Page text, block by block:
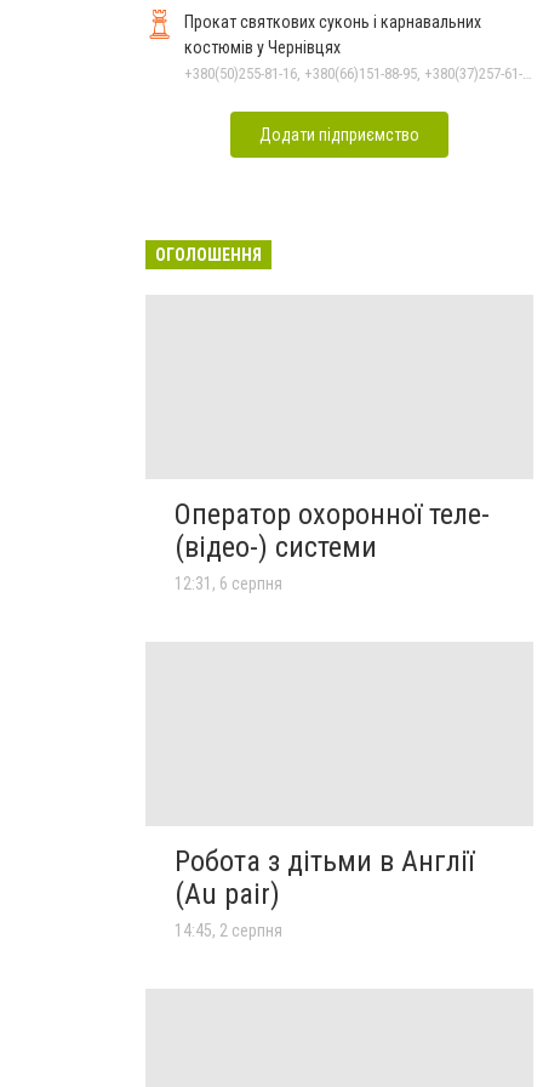
Прокат святкових суконь і карнавальних
костюмів у Чернівцях
Додати підприємство
ОГОЛОШЕННЯ
Оператор охоронної теле-
(відео-) системи
12:31, 6 серпня
Робота з дітьми в Англії
(Au pair)
14:45, 2 серпня